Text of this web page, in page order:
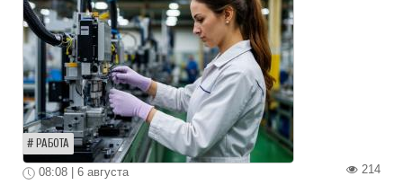
РАБОТА
214
08:08 | 6 августа